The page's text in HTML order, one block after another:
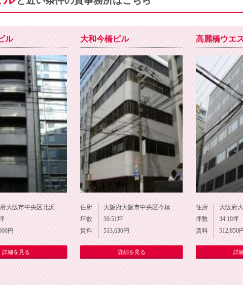
ル
大阪市中央区北浜...
円
詳細を見る
大和今橋ビル
住所
大阪府大阪市中央区今橋...
坪数
39.51坪
賃料
513,630円
詳細を見る
高麗橋ウエ
住所
大阪府
坪数
34.19坪
賃料
512,850
詳